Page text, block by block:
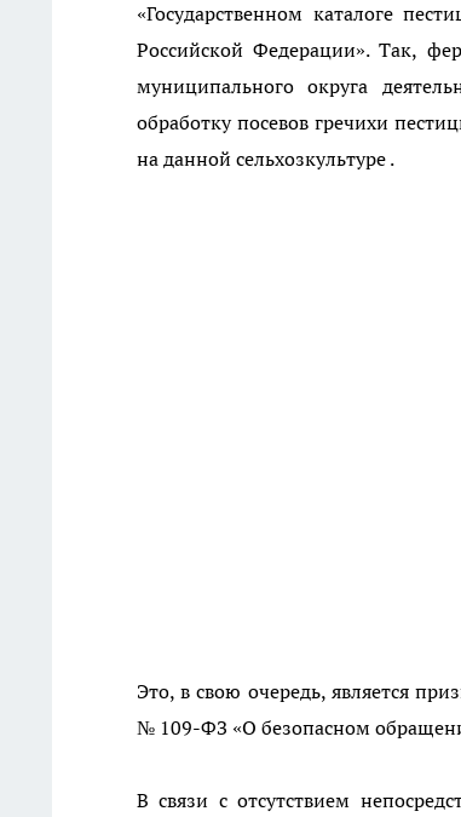
«Государственном каталоге
Российской Федерации». Так,
муниципального округа
обработку посевов гречихи
на данной сельхозкультуре .
Это, в свою очередь, является
№ 109-ФЗ «О безопасном
В связи с отсутствием